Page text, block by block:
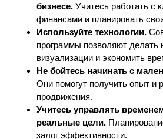
бизнесе. Учитесь работать с
финансами и планировать
Используйте технологии.
программы позволяют делать
визуализации и экономить
Не бойтесь начинать с
Они помогут получить опыт и
продвижения.
Учитесь управлять
реальные цели.
залог эффективности.